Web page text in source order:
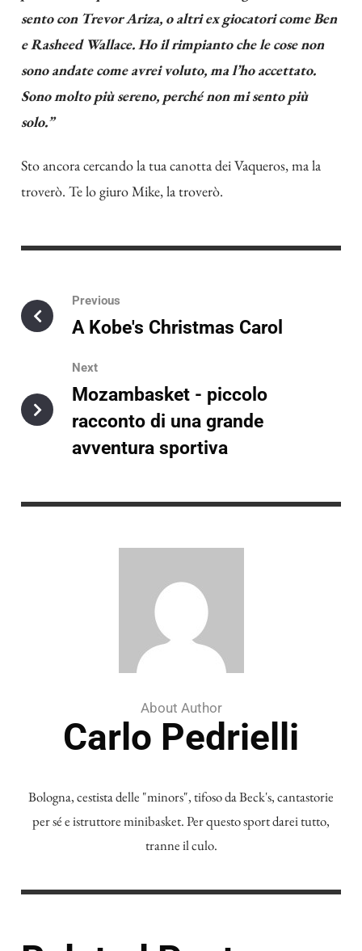
sento con Trevor Ariza, o altri ex giocatori come Ben
e Rasheed Wallace. Ho il rimpianto che le cose non
sono andate come avrei voluto, ma l’ho accettato.
Sono molto più sereno, perché non mi sento più
solo.”
Sto ancora cercando la tua canotta dei Vaqueros, ma la
troverò. Te lo giuro Mike, la troverò.
Previous
A Kobe's Christmas Carol
Next
Mozambasket - piccolo
racconto di una grande
avventura sportiva
About Author
Carlo Pedrielli
Bologna, cestista delle "minors", tifoso da Beck's, cantastorie
per sé e istruttore minibasket. Per questo sport darei tutto,
tranne il culo.